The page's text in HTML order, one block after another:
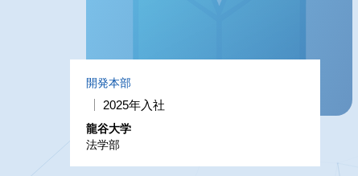
開発本部
2025年入社
龍谷大学
法学部